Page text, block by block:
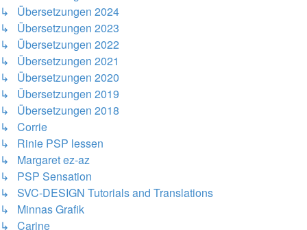
↳ Übersetzungen 2024
↳ Übersetzungen 2023
↳ Übersetzungen 2022
↳ Übersetzungen 2021
↳ Übersetzungen 2020
↳ Übersetzungen 2019
↳ Übersetzungen 2018
↳ Corrie
↳ Rinie PSP lessen
↳ Margaret ez-az
↳ PSP Sensation
↳ SVC-DESIGN Tutorials and Translations
↳ Minnas Grafik
↳ Carine